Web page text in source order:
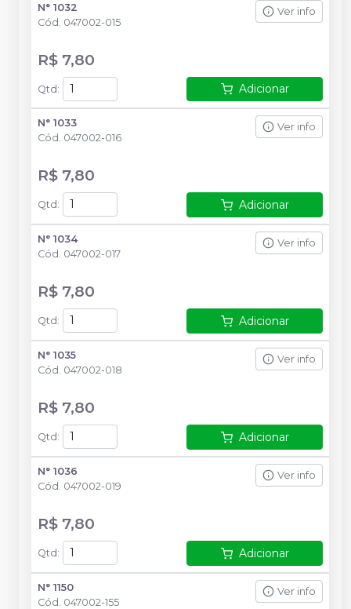
N° 1032
Cód. 047002-015
Ver info
R$ 7,80
Qtd: Adicionar
N° 1033
Cód. 047002-016
Ver info
R$ 7,80
Qtd : Adicionar
N° 1034
Cód. 047002-017
Ver info
R$ 7,80
Qtd : Adicionar
N° 1035
Cód. 047002-018
Ver info
R$ 7,80
Qtd : Adicionar
N° 1036
Cód. 047002-019
Ver info
R$ 7,80
Qtd : Adicionar
N° 1150
Cód. 047002-155
Ver info